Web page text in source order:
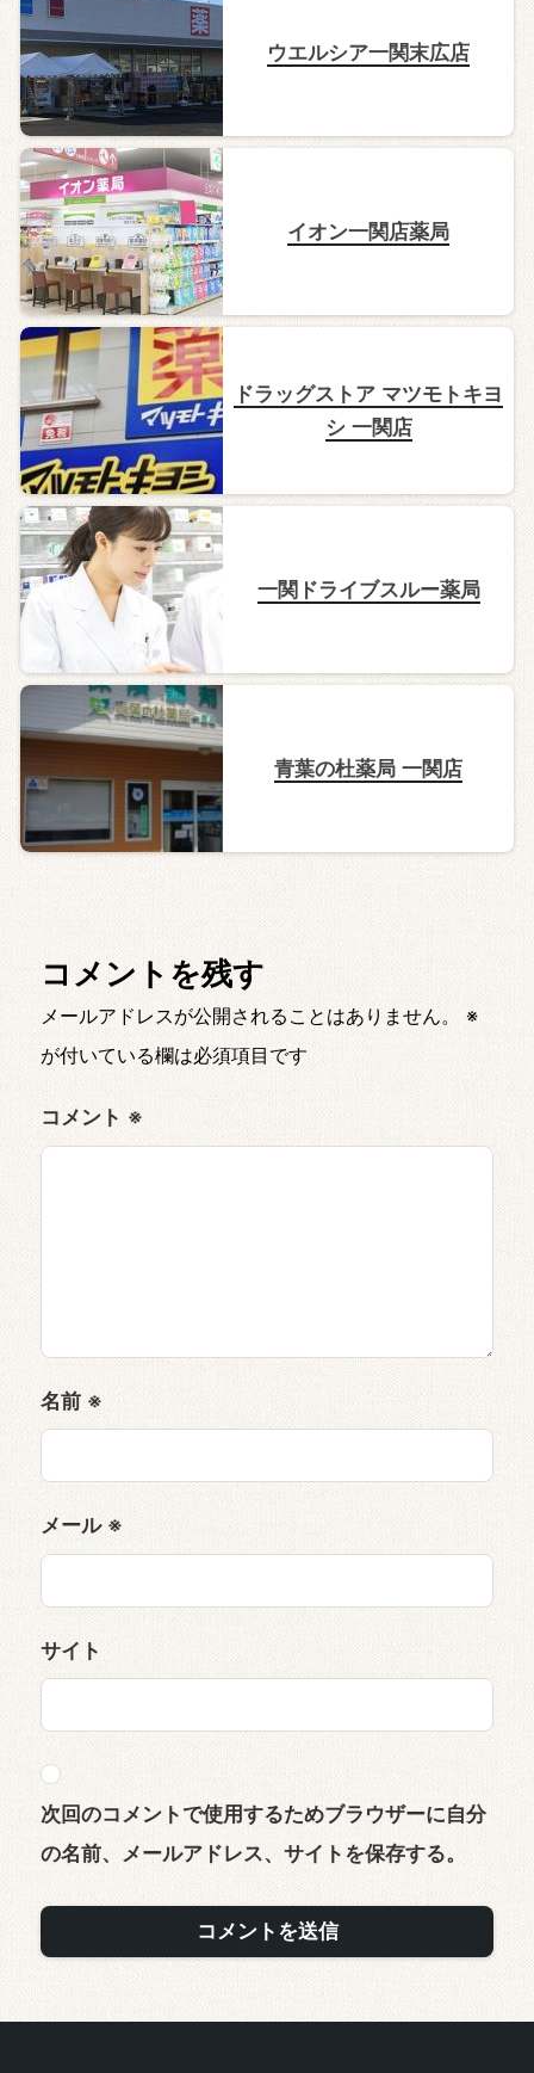
ウエルシア一関末広店
イオン一関店薬局
ドラッグストア マツモトキヨ
シ 一関店
一関ドライブスルー薬局
青葉の杜薬局 一関店
コメントを残す
メールアドレスが公開されることはありません。
※
が付いている欄は必須項目です
コメント ※
名前 ※
メール ※
サイト
次回のコメントで使用するためブラウザーに自分
の名前、メールアドレス、サイトを保存する。